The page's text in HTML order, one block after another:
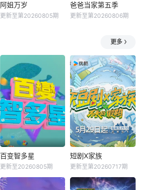
阿姐万岁
更新至第20260805期
爸爸当家第五季
更新至第20260806期
更多
百变智多星
更新至20260805期
短剧X家族
更新至第20260717期